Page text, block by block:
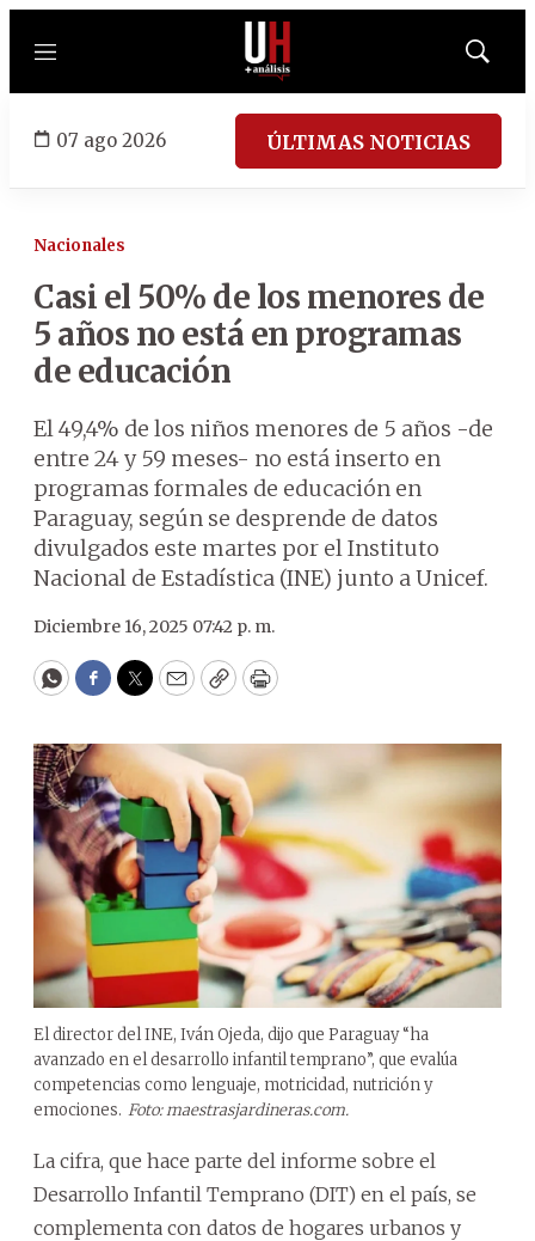
Menú
Mostrar
07 ago 2026 ÚLTIMAS NOTICIAS
Nacionales
Casi el 50% de los menores de
5 años no está en programas
de educación
El 49,4% de los niños menores de 5 años -de
entre 24 y 59 meses- no está inserto en
programas formales de educación en
Paraguay, según se desprende de datos
divulgados este martes por el Instituto
Nacional de Estadística (INE) junto a Unicef.
Diciembre 16, 2025 07:42 p. m.
WhatsApp
Facebook
Twitter
EmailCopyPrint
El director del INE, Iván Ojeda, dijo que Paraguay “ha
avanzado en el desarrollo infantil temprano”, que evalúa
competencias como lenguaje, motricidad, nutrición y
emociones. Foto: maestrasjardineras.com.
La cifra, que hace parte del informe sobre el
Desarrollo Infantil Temprano (DIT) en el país, se
complementa con datos de hogares urbanos y